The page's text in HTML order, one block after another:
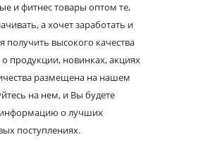
и фитнес товары оптом те,
а хочет заработать и
получить высокого качества
продукции, новинках, акциях
размещена на нашем
на нем, и Вы будете
о лучших
поступлениях.